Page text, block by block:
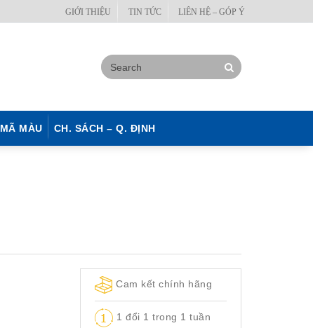
GIỚI THIỆU TIN TỨC LIÊN HỆ – GÓP Ý
MÃ MÀU CH. SÁCH – Q. ĐỊNH
Cam kết chính hãng
1 đổi 1 trong 1 tuần